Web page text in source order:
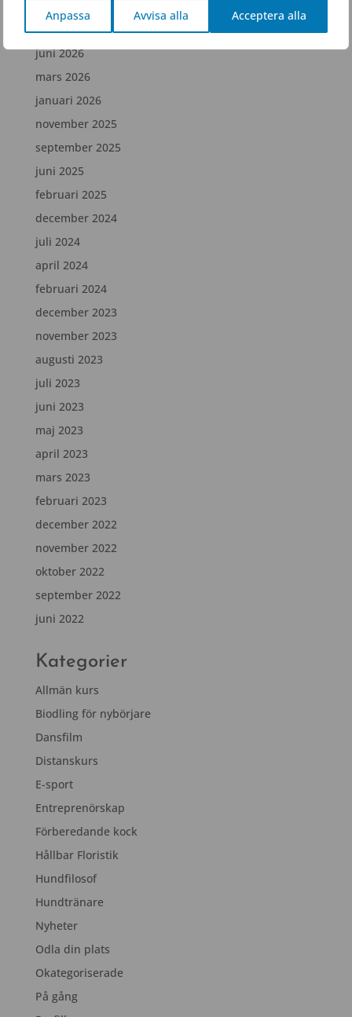
Anpassa Avvisa alla Acceptera alla
Arkiv
juni 2026
mars 2026
januari 2026
november 2025
september 2025
juni 2025
februari 2025
december 2024
juli 2024
april 2024
februari 2024
december 2023
november 2023
augusti 2023
juli 2023
juni 2023
maj 2023
april 2023
mars 2023
februari 2023
december 2022
november 2022
oktober 2022
september 2022
juni 2022
Kategorier
Allmän kurs
Biodling för nybörjare
Dansfilm
Distanskurs
E-sport
Entreprenörskap
Förberedande kock
Hållbar Floristik
Hundfilosof
Hundtränare
Nyheter
Odla din plats
Okategoriserade
På gång